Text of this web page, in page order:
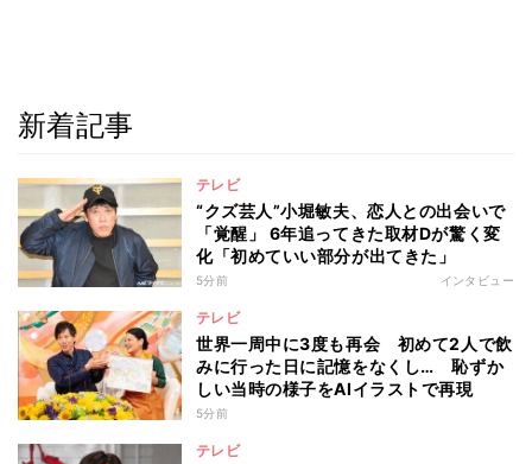
新着記事
テレビ
“クズ芸人”小堀敏夫、恋人との出会いで
「覚醒」 6年追ってきた取材Dが驚く変
化「初めていい部分が出てきた」
5分前 インタビュー
テレビ
世界一周中に3度も再会 初めて2人で飲
みに行った日に記憶をなくし… 恥ずか
しい当時の様子をAIイラストで再現
5分前
テレビ